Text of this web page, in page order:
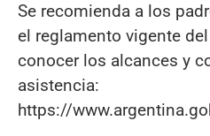
Se recomienda a los
el reglamento vigente
conocer los alcances y
asistencia:
https://